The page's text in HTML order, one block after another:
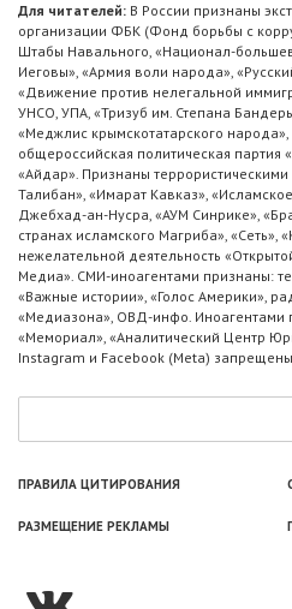
Для читателей: В России признаны
организации ФБК (Фонд борьбы с
Штабы Навального, «Национал-
Иеговы», «Армия воли народа»,
«Движение против нелегальной
УНСО, УПА, «Тризуб им. Степана
«Меджлис крымскотатарского
общероссийская политическая партия
«Айдар». Признаны
Талибан», «Имарат Кавказ»,
Джебхад-ан-Нусра, «АУМ Синрике»,
странах исламского Магриба», «Сеть»,
нежелательной деятельность
Медиа». СМИ-иноагентами признаны:
«Важные истории», «Голос Америки»,
«Медиазона», ОВД-инфо. Иноагентами
«Мемориал», «Аналитический Центр
Instagram и Facebook (Metа)
ПРАВИЛА ЦИТИРОВАНИЯ
РАЗМЕЩЕНИЕ РЕКЛАМЫ